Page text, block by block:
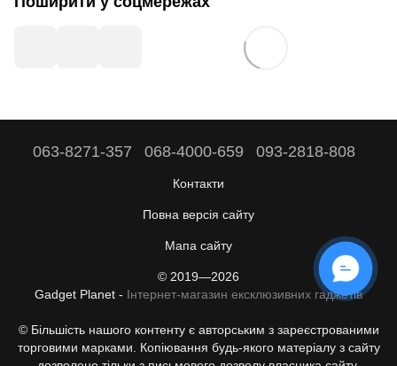
063-8271-357 068-4000-659 093-2818-808
Контакти
Повна версія сайту
Мапа сайту
© 2019—2026
Gadget Planet - Інтернет-магазин ексклюзивних гаджетів
© Більшість нашого контенту є авторським з зареєстрованими
торговими марками. Копіювання будь-якого матеріалу з сайту